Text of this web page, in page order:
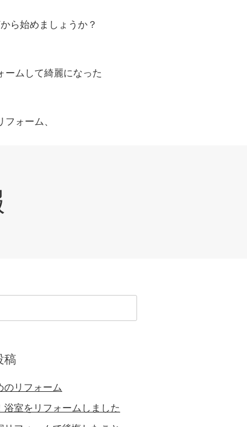
ら始めましょうか？
ームして綺麗になった
ォーム、
稿
のリフォーム
浴室をリフォームしました